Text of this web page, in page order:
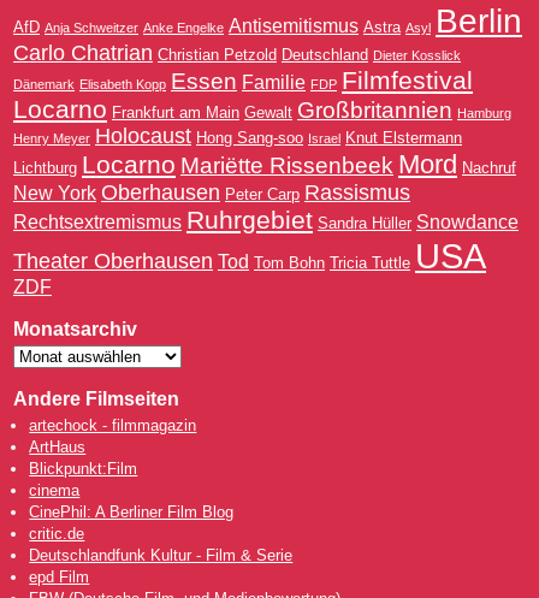
AfD Anja Schweitzer Anke Engelke Antisemitismus Astra Asyl Berlin
Carlo Chatrian Christian Petzold Deutschland Dieter Kosslick
Dänemark Elisabeth Kopp Essen Familie FDP Filmfestival
Locarno Frankfurt am Main Gewalt Großbritannien Hamburg
Henry Meyer Holocaust Hong Sang-soo Israel
Knut Elstermann
Lichtburg Locarno Mariëtte Rissenbeek Mord Nachruf
New York Oberhausen Peter Carp Rassismus
Rechtsextremismus Ruhrgebiet Sandra Hüller Snowdance
Theater Oberhausen Tod Tom Bohn Tricia Tuttle USA
ZDF
Monatsarchiv
Andere Filmseiten
artechock - filmmagazin
ArtHaus
Blickpunkt:Film
cinema
CinePhil: A Berliner Film Blog
critic.de
Deutschlandfunk Kultur - Film & Serie
epd Film